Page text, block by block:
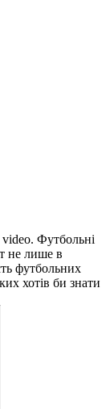
Футбольні
не лише в
футбольних
хотів би знати